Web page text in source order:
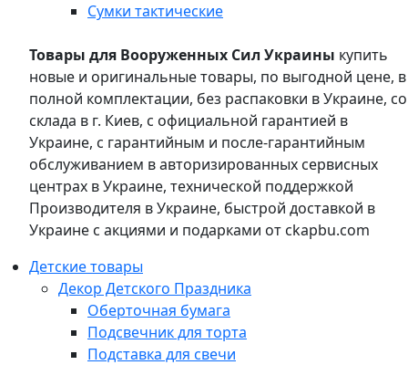
Сумки тактические
Товары для Вооруженных Сил Украины купить
новые и оригинальные товары, по выгодной цене, в
полной комплектации, без распаковки в Украине, со
склада в г. Киев, с официальной гарантией в
Украине, с гарантийным и после-гарантийным
обслуживанием в авторизированных сервисных
центрах в Украине, технической поддержкой
Производителя в Украине, быстрой доставкой в
Украине с акциями и подарками от ckapbu.com
Детские товары
Декор Детского Праздника
Оберточная бумага
Подсвечник для торта
Подставка для свечи